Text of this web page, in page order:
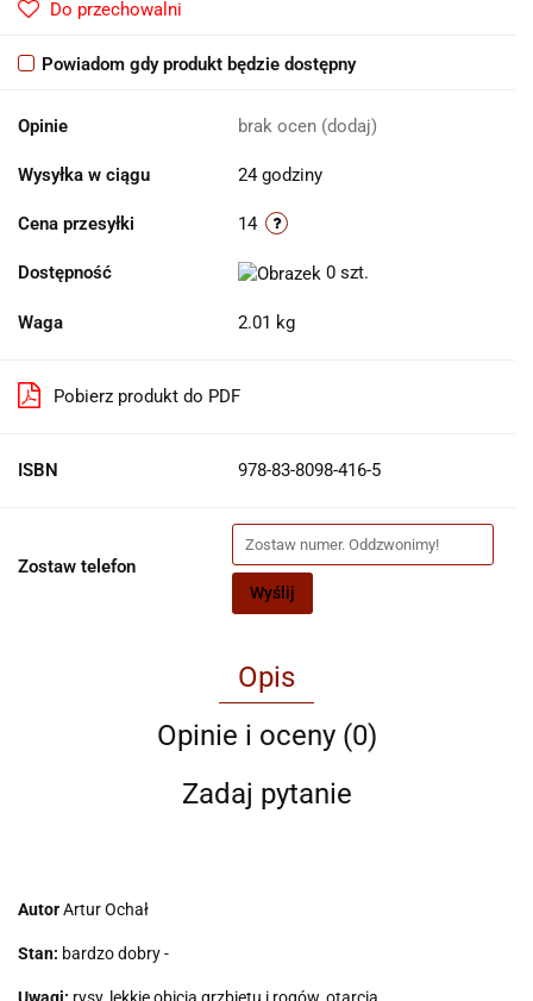
Do przechowalni
Powiadom gdy produkt będzie dostępny
Opinie brak ocen (dodaj)
Wysyłka w ciągu 24 godziny
Cena przesyłki 14
Dostępność 0 szt.
Waga 2.01 kg
Pobierz produkt do PDF
ISBN 978-83-8098-416-5
Zostaw telefon
Wyślij
Opis
Opinie i oceny (0)
Zadaj pytanie
AutorArtur Ochał
Stan: bardzo dobry -